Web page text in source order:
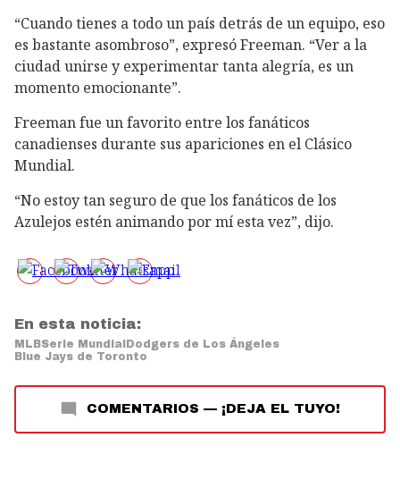
“Cuando tienes a todo un país detrás de un equipo, eso
es bastante asombroso”, expresó Freeman. “Ver a la
ciudad unirse y experimentar tanta alegría, es un
momento emocionante”.
Freeman fue un favorito entre los fanáticos
canadienses durante sus apariciones en el Clásico
Mundial.
“No estoy tan seguro de que los fanáticos de los
Azulejos estén animando por mí esta vez”, dijo.
En esta noticia:
MLBSerie MundialDodgers de Los Ángeles
Blue Jays de Toronto
COMENTARIOS — ¡DEJA EL TUYO!